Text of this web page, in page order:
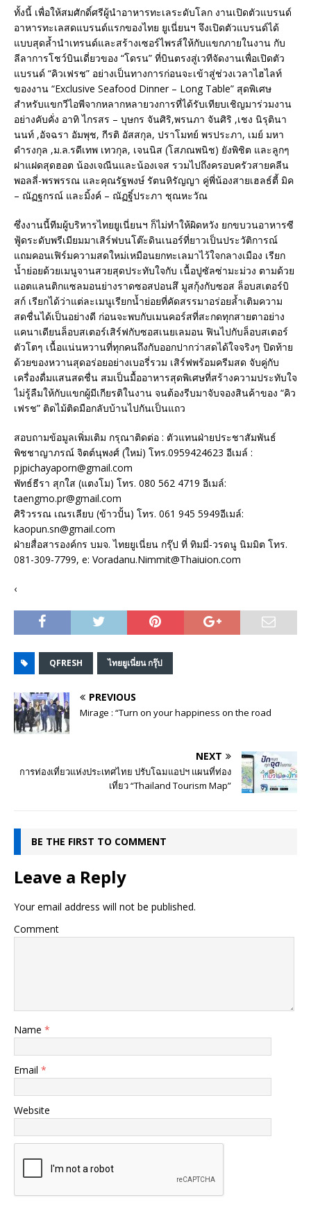
ทั้งนี้ เพื่อให้สมศักดิ์ศรีผู้นำอาหารทะเลระดับโลก งานเปิดตัวแบรนด์
อาหารทะเลสดแบรนด์แรกของไทย ยูเนี่ยนฯ จึงเปิดตัวแบรนด์ได้
แบบสุดล้ำนำเทรนด์และสร้างเซอร์ไพรส์ให้กับแขกภายในงาน กับ
ลีลาการโชว์บินเดี่ยวของ “โดรน” ที่บินตรงสู่เวทีจัดงานเพื่อเปิดตัว
แบรนด์ “คิวเฟรช” อย่างเป็นทางการก่อนจะเข้าสู่ช่วงเวลาไฮไลท์
ของงาน “Exclusive Seafood Dinner – Long Table” สุดพิเศษ
สำหรับแขกวีไอพีจากหลากหลายวงการที่ได้รับเทียบเชิญมาร่วมงาน
อย่างคับคั่ง อาทิ ไกรสร – บุษกร จันศิริ,พรนภา จันศิริ ,เชง นิรุตินา
นนท์ ,อัจฉรา อัมพุช, กีรติ อัสสกุล, ปราโมทย์ พรประภา, เมย์ มหา
ดำรงกุล ,ม.ล.รดีเทพ เทวกุล, เจนนิส (โสภณพนิช) ยังพิชิต และลูกๆ
ฝาแฝดสุดฮอต น้องเจณีนและน้องเจส รวมไปถึงครอบครัวสายคลีน
พอลลี่-พรพรรณ และคุณรัฐพงษ์ รัตนหิรัญญา คู่พี่น้องสายเฮลธ์ตี้ มิค
– ณัฏฐกรณ์ และมิ้งค์ – ณัฏฐิ์ประภา ชุณหะวัณ
ซึ่งงานนี้ทีมผู้บริหารไทยยูเนี่ยนฯ ก็ไม่ทำให้ผิดหวัง ยกขบวนอาหารซี
ฟู้ดระดับพรีเมียมมาเสิร์ฟบนโต๊ะดินเนอร์ที่ยาวเป็นประวัติการณ์
แถมคอนเฟิร์มความสดใหม่เหมือนยกทะเลมาไว้ใจกลางเมือง เรียก
น้ำย่อยด้วยเมนูจานสวยสุดประทับใจกับ เนื้อปูซัลซ่ามะม่วง ตามด้วย
แอตแลนติกแซลมอนย่างราดซอสปอนสึ มูสกุ้งกับซอส ล็อบสเตอร์บิ
สก์ เรียกได้ว่าแต่ละเมนูเรียกน้ำย่อยที่คัดสรรมาอร่อยล้ำเติมความ
สดชื่นได้เป็นอย่างดี ก่อนจะพบกับเมนคอร์สที่สะกดทุกสายตาอย่าง
แคนาเดียนล็อบสเตอร์เสิร์ฟกับซอสเนยเลมอน ฟินไปกับล็อบสเตอร์
ตัวโตๆ เนื้อแน่นหวานที่ทุกคนถึงกับออกปากว่าสดได้ใจจริงๆ ปิดท้าย
ด้วยของหวานสุดอร่อยอย่างเบอรี่รวม เสิร์ฟพร้อมครีมสด จับคู่กับ
เครื่องดื่มแสนสดชื่น สมเป็นมื้ออาหารสุดพิเศษที่สร้างความประทับใจ
ไม่รู้ลืมให้กับแขกผู้มีเกียรติในงาน จนต้องรีบมาจับจองสินค้าของ “คิว
เฟรช” ติดไม้ติดมือกลับบ้านไปกันเป็นแถว
สอบถามข้อมูลเพิ่มเติม กรุณาติดต่อ : ตัวแทนฝ่ายประชาสัมพันธ์
พิชชาญาภรณ์ จิตต์นุพงศ์ (ใหม่) โทร.0959424623 อีเมล์ :
pjpichayaporn@gmail.com
พัทธ์ธีรา สุกใส (แตงโม) โทร. 080 562 4719 อีเมล์:
taengmo.pr@gmail.com
ศิริวรรณ เณรเลียบ (ข้าวปั้น) โทร. 061 945 5949อีเมล์:
kaopun.sn@gmail.com
ฝ่ายสื่อสารองค์กร บมจ. ไทยยูเนี่ยน กรุ๊ป ที่ ทิมมี่-วรดนู นิมมิต โทร.
081-309-7799, e: Voradanu.Nimmit@Thaiuion.com
‹
QFRESH ไทยยูเนี่ยน กรุ๊ป
PREVIOUS
Mirage : “Turn on your happiness on the road
NEXT
การท่องเที่ยวแห่งประเทศไทย ปรับโฉมแอปฯ แผนที่ท่อง
เที่ยว “Thailand Tourism Map”
BE THE FIRST TO COMMENT
Leave a Reply
Your email address will not be published.
Comment
Name *
Email *
Website